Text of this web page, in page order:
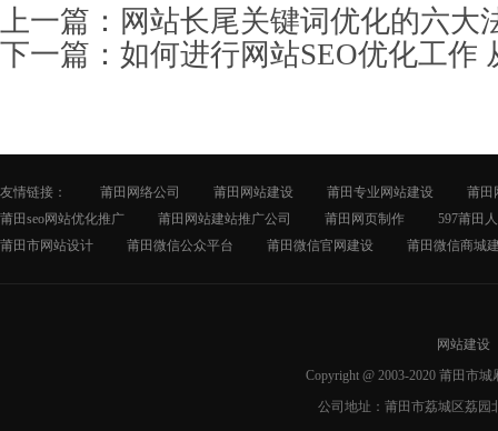
上一篇： 网站长尾关键词优化的六大
下一篇： 如何进行网站SEO优化工作
友情链接： 莆田网络公司 莆田网站建设 莆田专业网站建设
莆田
莆田seo网站优化推广
莆田网站建站推广公司 莆田网页制作
597莆田
莆田市网站设计
莆田微信公众平台 莆田微信官网建设 莆田微信商城
网站建设
Copyright @ 2003-2020 莆田市
公司地址：莆田市荔城区荔